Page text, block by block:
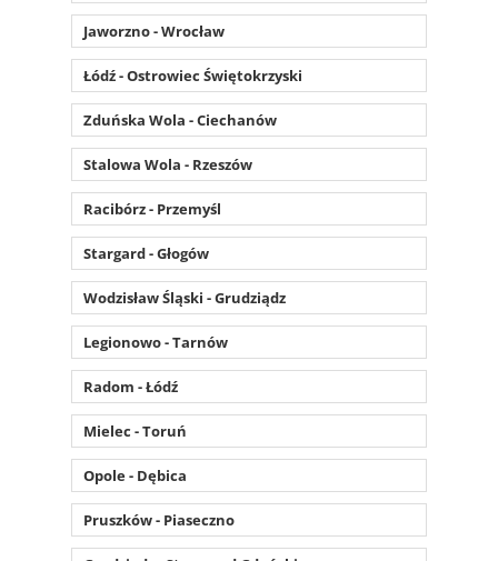
Jaworzno - Wrocław
Łódź - Ostrowiec Świętokrzyski
Zduńska Wola - Ciechanów
Stalowa Wola - Rzeszów
Racibórz - Przemyśl
Stargard - Głogów
Wodzisław Śląski - Grudziądz
Legionowo - Tarnów
Radom - Łódź
Mielec - Toruń
Opole - Dębica
Pruszków - Piaseczno